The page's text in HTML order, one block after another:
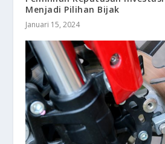
Menjadi Pilihan Bijak
Januari 15, 2024